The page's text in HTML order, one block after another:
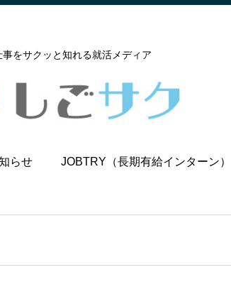
事をサクッと知れる就活メディア
らせ JOBTRY（長期有給インターン）